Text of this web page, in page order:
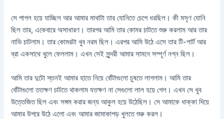
সে পাগল হয়ে যাচ্ছিল আর আমার মাথাটা তার যোনিতে চেপে ধরছিল। কী মসৃণ যোনি
ছিল তার, একেবারে অসাধারণ। তারপর আমি তার কোমর চাটতে শুরু করলাম আর তার
নাভি চাটলাম। তার কোমরটা খুব নরম ছিল। এরপর আমি উঠে এসে তার টি-শার্ট আর
ব্রা একসাথে খুলে ফেললাম। এখন সেই সুন্দরী আমার সামনে সম্পূর্ণ নগ্ন ছিল।
আমি তার দুটো স্তনই আমার হাতে নিয়ে বোঁটাগুলো চুষতে লাগলাম। আমি তার
বোঁটাগুলো ততক্ষণ চাটতে থাকলাম যতক্ষণ না সেগুলো লাল হয়ে গেল। এখন সে খুব
উত্তেজিত ছিল এবং সঙ্গম করার জন্য আকুল হয়ে উঠেছিল। সে আমাকে ধাক্কা দিয়ে
আমার উপরে উঠে এলো এবং আমার জামাকাপড় খুলতে শুরু করল।